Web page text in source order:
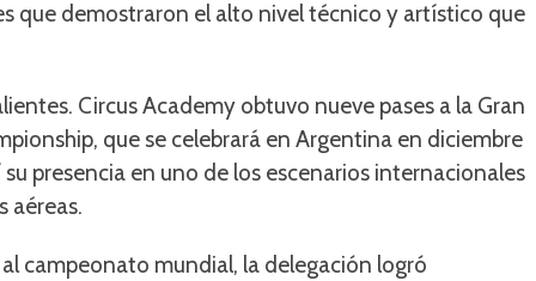
que demostraron el alto nivel técnico y artístico que
Circus Academy obtuvo nueve pases a la Gran
que se celebrará en Argentina en diciembre
presencia en uno de los escenarios internacionales
aéreas.
campeonato mundial, la delegación logró